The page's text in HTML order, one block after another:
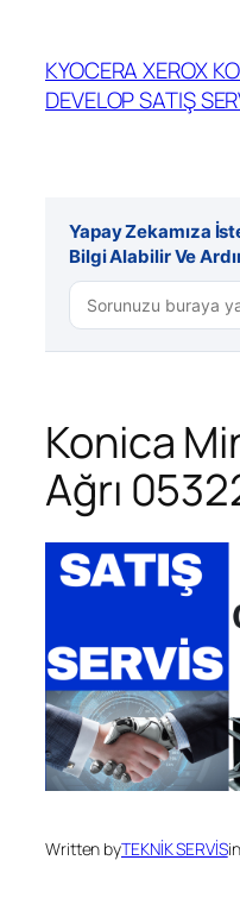
KYOCERA XEROX
DEVELOP SATIŞ
Yapay Zekamıza
Bilgi Alabilir Ve
Konica
Ağrı
Written byTEKNİK SERVİSin